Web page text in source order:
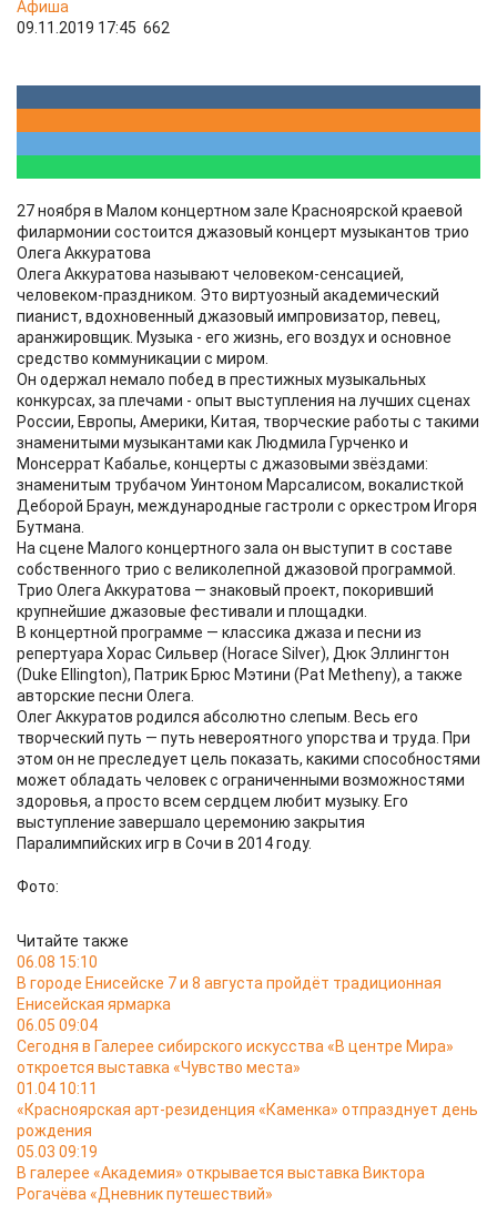
Афиша
09.11.2019 17:45 662
27 ноября в Малом концертном зале Красноярской краевой
филармонии состоится джазовый концерт музыкантов трио
Олега Аккуратова
Олега Аккуратова называют человеком-сенсацией,
человеком-праздником. Это виртуозный академический
пианист, вдохновенный джазовый импровизатор, певец,
аранжировщик. Музыка - его жизнь, его воздух и основное
средство коммуникации с миром.
Он одержал немало побед в престижных музыкальных
конкурсах, за плечами - опыт выступления на лучших сценах
России, Европы, Америки, Китая, творческие работы с такими
знаменитыми музыкантами как Людмила Гурченко и
Монсеррат Кабалье, концерты с джазовыми звёздами:
знаменитым трубачом Уинтоном Марсалисом, вокалисткой
Деборой Браун, международные гастроли с оркестром Игоря
Бутмана.
На сцене Малого концертного зала он выступит в составе
собственного трио с великолепной джазовой программой.
Трио Олега Аккуратова — знаковый проект, покоривший
крупнейшие джазовые фестивали и площадки.
В концертной программе — классика джаза и песни из
репертуара Хорас Сильвер (Horace Silver), Дюк Эллингтон
(Duke Ellington), Патрик Брюс Мэтини (Pat Metheny), а также
авторские песни Олега.
Олег Аккуратов родился абсолютно слепым. Весь его
творческий путь — путь невероятного упорства и труда. При
этом он не преследует цель показать, какими способностями
может обладать человек с ограниченными возможностями
здоровья, а просто всем сердцем любит музыку. Его
выступление завершало церемонию закрытия
Паралимпийских игр в Сочи в 2014 году.
Фото:
Читайте также
06.08 15:10
В городе Енисейске 7 и 8 августа пройдёт традиционная
Енисейская ярмарка
06.05 09:04
Сегодня в Галерее сибирского искусства «В центре Мира»
откроется выставка «Чувство места»
01.04 10:11
«Красноярская арт-резиденция «Каменка» отпразднует день
рождения
05.03 09:19
В галерее «Академия» открывается выставка Виктора
Рогачёва «Дневник путешествий»